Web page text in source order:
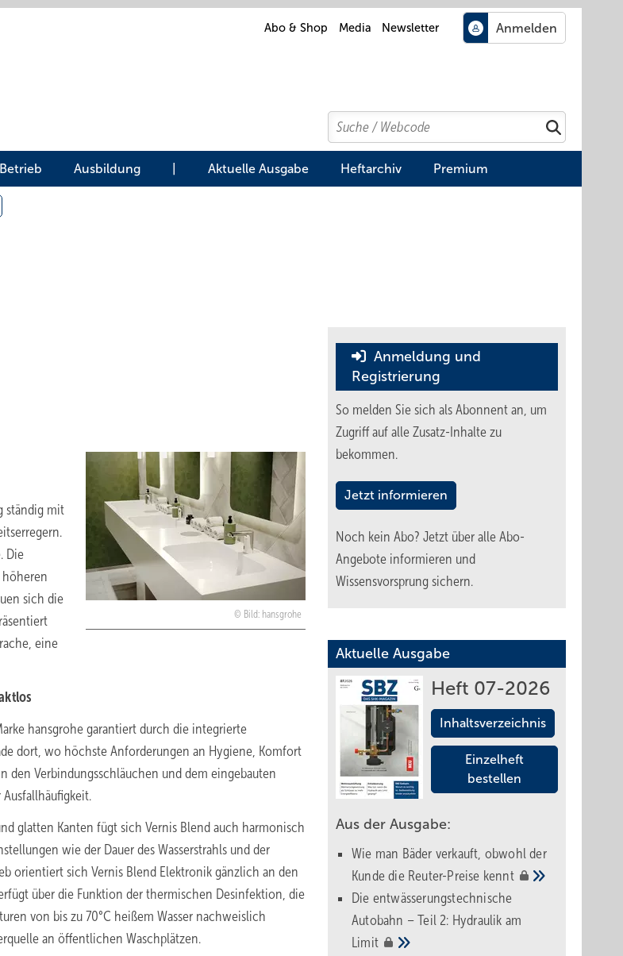
Abo & Shop Media Newsletter
Search
Suchen
Betrieb Ausbildung Aktuelle Ausgabe Heftarchiv Premium
Bild: hansgrohe
ständig mit
Die
sich die
eine
hansgrohe garantiert durch die integrierte
dort, wo höchste Anforderungen an Hygiene, Komfort
den Verbindungsschläuchen und dem eingebauten
glatten Kanten fügt sich Vernis Blend auch harmonisch
wie der Dauer des Wasserstrahls und der
orientiert sich Vernis Blend Elektronik gänzlich an den
über die Funktion der thermischen Desinfektion, die
von bis zu 70°C heißem Wasser nachweislich
an öffentlichen Waschplätzen.
Anmeldung und
Registrierung
So melden Sie sich als Abonnent an, um
Zugriff auf alle Zusatz-Inhalte zu
bekommen.
Jetzt informieren
Noch kein Abo? Jetzt über alle Abo-
Angebote informieren und
Wissensvorsprung sichern.
Aktuelle Ausgabe
Heft 07-2026
Inhaltsverzeichnis
Einzelheft
bestellen
Aus der Ausgabe:
Wie man Bäder verkauft, obwohl der
Kunde die Reuter-Preise kennt
Die entwässerungstechnische
Autobahn – Teil 2: Hydraulik am
Limit